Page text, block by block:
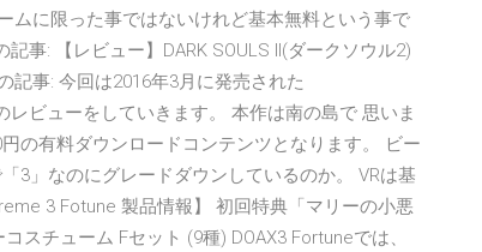
ムに限った事ではないけれど基本無料という事で
事: 【レビュー】DARK SOULS II(ダークソウル2)
記事: 今回は2016年3月に発売された
ビューをしていきます。 本作は南の島で 思いま
の有料ダウンロードコンテンツとなります。 ビー
3」なのにグレードダウンしているのか。 VRは基
3 Fotune 製品情報】 初回特典「マリーの小悪
スチューム Fセット (9種) DOAX3 Fortuneでは、